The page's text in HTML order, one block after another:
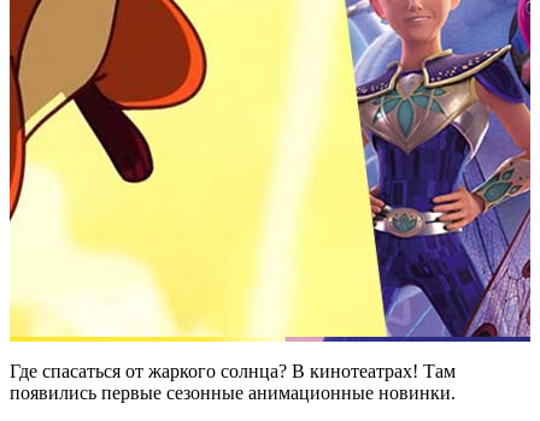
Где спасаться от жаркого солнца? В кинотеатрах! Там
появились первые сезонные анимационные новинки.